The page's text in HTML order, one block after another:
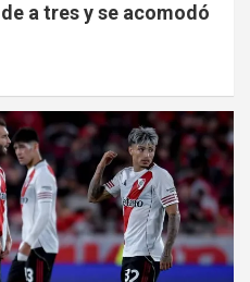
a tres y se acomodó